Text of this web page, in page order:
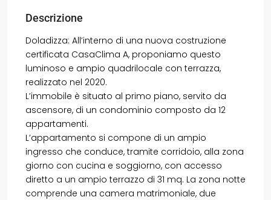
Descrizione
Doladizza: All’interno di una nuova costruzione
certificata CasaClima A, proponiamo questo
luminoso e ampio quadrilocale con terrazza,
realizzato nel 2020.
L’immobile è situato al primo piano, servito da
ascensore, di un condominio composto da 12
appartamenti.
L’appartamento si compone di un ampio
ingresso che conduce, tramite corridoio, alla zona
giorno con cucina e soggiorno, con accesso
diretto a un ampio terrazzo di 31 mq. La zona notte
comprende una camera matrimoniale, due